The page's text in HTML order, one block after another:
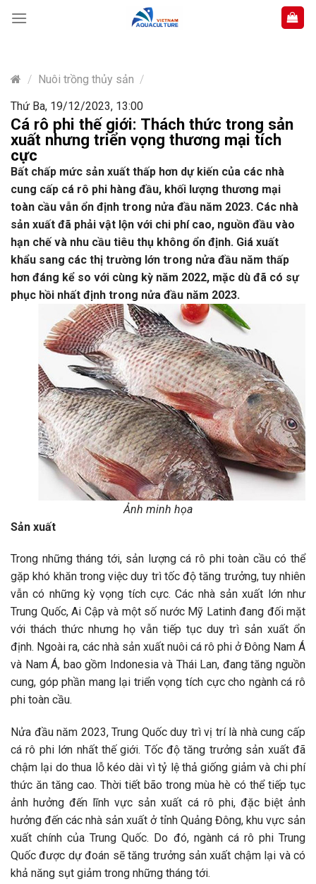
content
/ Nuôi trồng thủy sản /
Thứ Ba, 19/12/2023, 13:00
Cá rô phi thế giới: Thách thức trong sản
xuất nhưng triển vọng thương mại tích
cực
Bất chấp mức sản xuất thấp hơn dự kiến của các nhà
cung cấp cá rô phi hàng đầu, khối lượng thương mại
toàn cầu vẫn ổn định trong nửa đầu năm 2023. Các nhà
sản xuất đã phải vật lộn với chi phí cao, nguồn đầu vào
hạn chế và nhu cầu tiêu thụ không ổn định. Giá xuất
khẩu sang các thị trường lớn trong nửa đầu năm thấp
hơn đáng kể so với cùng kỳ năm 2022, mặc dù đã có sự
phục hồi nhất định trong nửa đầu năm 2023.
Ảnh minh họa
Sản xuất
Trong những tháng tới, sản lượng cá rô phi toàn cầu có thể
gặp khó khăn trong việc duy trì tốc độ tăng trưởng, tuy nhiên
vẫn có những kỳ vọng tích cực. Các nhà sản xuất lớn như
Trung Quốc, Ai Cập và một số nước Mỹ Latinh đang đối mặt
với thách thức nhưng họ vẫn tiếp tục duy trì sản xuất ổn
định. Ngoài ra, các nhà sản xuất nuôi cá rô phi ở Đông Nam Á
và Nam Á, bao gồm Indonesia và Thái Lan, đang tăng nguồn
cung, góp phần mang lại triển vọng tích cực cho ngành cá rô
phi toàn cầu.
Nửa đầu năm 2023, Trung Quốc duy trì vị trí là nhà cung cấp
cá rô phi lớn nhất thế giới. Tốc độ tăng trưởng sản xuất đã
chậm lại do thua lỗ kéo dài vì tỷ lệ thả giống giảm và chi phí
thức ăn tăng cao. Thời tiết bão trong mùa hè có thể tiếp tục
ảnh hưởng đến lĩnh vực sản xuất cá rô phi, đặc biệt ảnh
hưởng đến các nhà sản xuất ở tỉnh Quảng Đông, khu vực sản
xuất chính của Trung Quốc. Do đó, ngành cá rô phi Trung
Quốc được dự đoán sẽ tăng trưởng sản xuất chậm lại và có
khả năng sụt giảm trong những tháng tới.